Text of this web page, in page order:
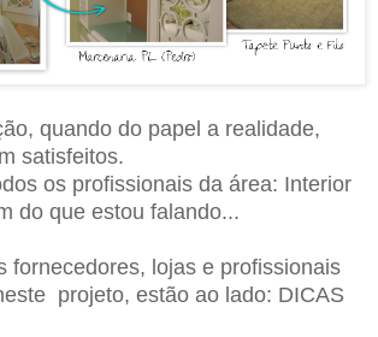
quando do papel a realidade,
satisfeitos.
os profissionais da área: Interior
do que estou falando...
fornecedores, lojas e profissionais
projeto, estão ao lado: DICAS